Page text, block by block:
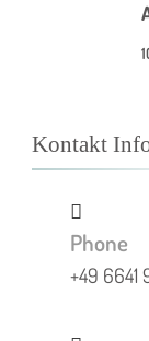
Kontakt
Phone
+49 6641